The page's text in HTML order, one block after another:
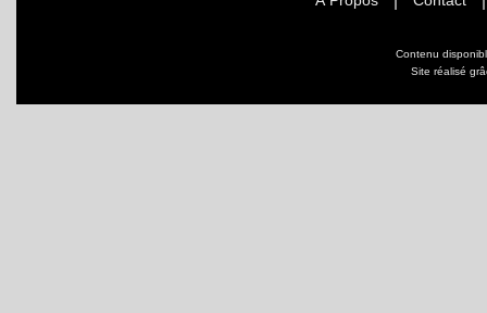
Contenu
Site réalisé